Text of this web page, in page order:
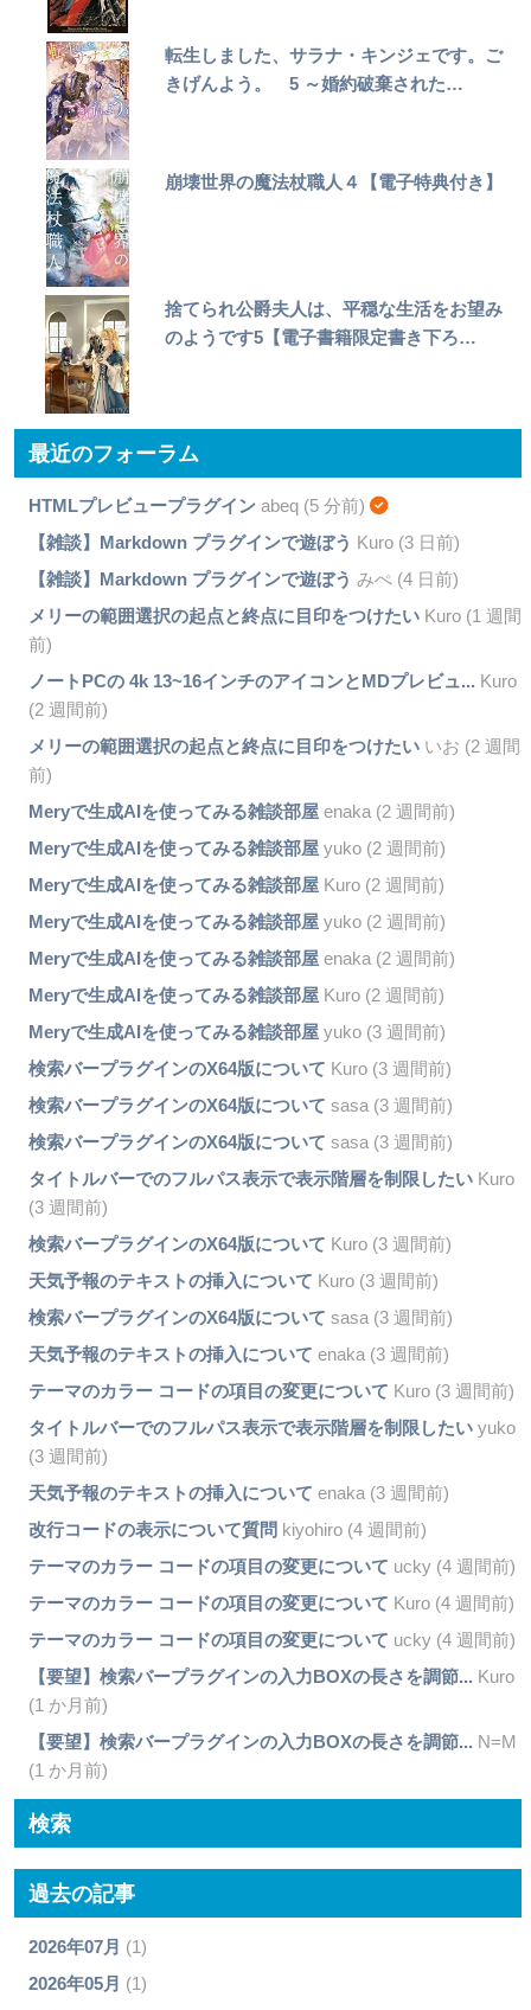
転生しました、サラナ・キンジェです。ご
きげんよう。 5 ～婚約破棄された…
崩壊世界の魔法杖職人４【電子特典付き】
捨てられ公爵夫人は、平穏な生活をお望み
のようです5【電子書籍限定書き下ろ…
最近のフォーラム
HTMLプレビュープラグインabeq (5 分前)
【雑談】Markdown プラグインで遊ぼう Kuro (3 日前)
【雑談】Markdown プラグインで遊ぼう みぺ (4 日前)
メリーの範囲選択の起点と終点に目印をつけたいKuro (1 週間
前)
ノートPCの 4k 13~16インチのアイコンとMDプレビュ... Kuro
(2 週間前)
メリーの範囲選択の起点と終点に目印をつけたいいお (2 週間
前)
Meryで生成AIを使ってみる雑談部屋enaka (2 週間前)
Meryで生成AIを使ってみる雑談部屋yuko (2 週間前)
Meryで生成AIを使ってみる雑談部屋Kuro (2 週間前)
Meryで生成AIを使ってみる雑談部屋yuko (2 週間前)
Meryで生成AIを使ってみる雑談部屋enaka (2 週間前)
Meryで生成AIを使ってみる雑談部屋Kuro (2 週間前)
Meryで生成AIを使ってみる雑談部屋yuko (3 週間前)
検索バープラグインのX64版について Kuro (3 週間前)
検索バープラグインのX64版について sasa (3 週間前)
検索バープラグインのX64版について sasa (3 週間前)
タイトルバーでのフルパス表示で表示階層を制限したいKuro
(3 週間前)
検索バープラグインのX64版について Kuro (3 週間前)
天気予報のテキストの挿入について Kuro (3 週間前)
検索バープラグインのX64版について sasa (3 週間前)
天気予報のテキストの挿入について enaka (3 週間前)
テーマのカラー コードの項目の変更について Kuro (3 週間前)
タイトルバーでのフルパス表示で表示階層を制限したいyuko
(3 週間前)
天気予報のテキストの挿入について enaka (3 週間前)
改行コードの表示について質問 kiyohiro (4 週間前)
テーマのカラー コードの項目の変更について ucky (4 週間前)
テーマのカラー コードの項目の変更について Kuro (4 週間前)
テーマのカラー コードの項目の変更について ucky (4 週間前)
【要望】検索バープラグインの入力BOXの長さを調節... Kuro
(1 か月前)
【要望】検索バープラグインの入力BOXの長さを調節... N=M
(1 か月前)
検索
過去の記事
2026年07月 (1)
2026年05月 (1)